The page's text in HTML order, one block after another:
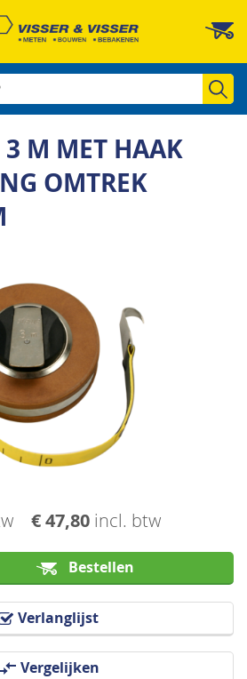
M MET HAAK
OMTREK
€ 47,80 incl. btw
Bestellen
Verlanglijst
Vergelijken